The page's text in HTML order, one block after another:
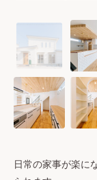
日常の家事が楽に